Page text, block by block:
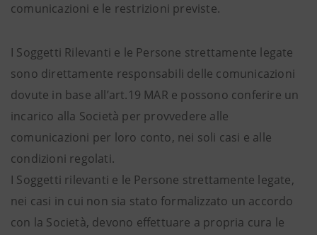
comunicazioni e le restrizioni previste.
I Soggetti Rilevanti e le Persone strettamente legate
sono direttamente responsabili delle comunicazioni
dovute in base all’art.19 MAR e possono conferire un
incarico alla Società per provvedere alle
comunicazioni per loro conto, nei soli casi e alle
condizioni regolati.
I Soggetti rilevanti e le Persone strettamente legate,
nei casi in cui non sia stato formalizzato un accordo
con la Società, devono effettuare a propria cura le